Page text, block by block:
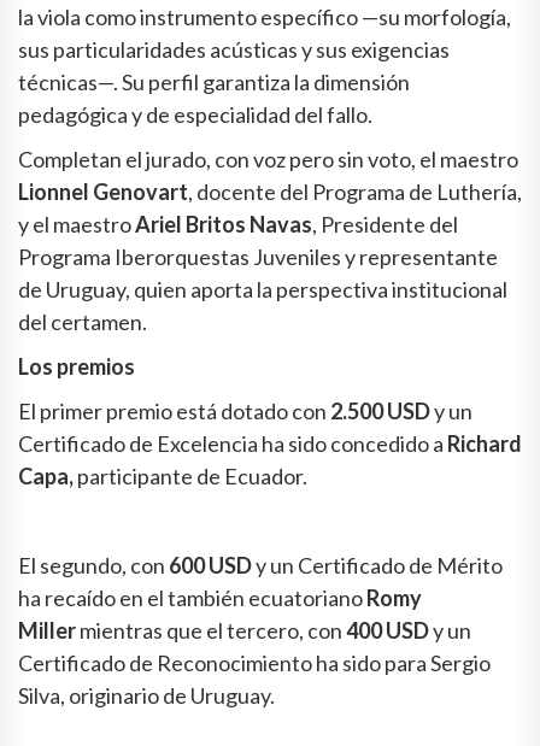
la viola como instrumento específico —su morfología,
sus particularidades acústicas y sus exigencias
técnicas—. Su perfil garantiza la dimensión
pedagógica y de especialidad del fallo.
Completan el jurado, con voz pero sin voto, el maestro
Lionnel Genovart, docente del Programa de Luthería,
y el maestroAriel Britos Navas, Presidente del
Programa Iberorquestas Juveniles y representante
de Uruguay, quien aporta la perspectiva institucional
del certamen.
Los premios
El primer premio está dotado con 2.500 USDy un
Certificado de Excelencia ha sido concedido a Richard
Capa,participante de Ecuador.
El segundo, con 600 USDy un Certificado de Mérito
ha recaído en el también ecuatorianoRomy
Millermientras que el tercero, con400 USDy un
Certificado de Reconocimiento ha sido para Sergio
Silva, originario de Uruguay.